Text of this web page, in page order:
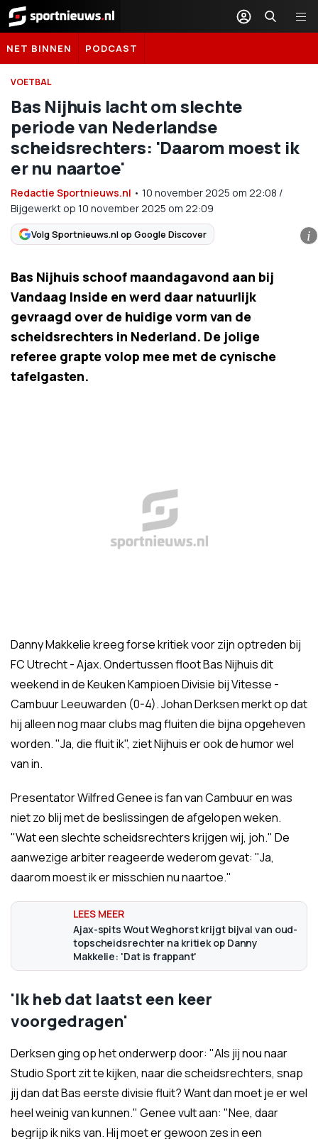
Sportnieuws.nl
NET BINNEN PODCAST
VOETBAL
Bas Nijhuis lacht om slechte
periode van Nederlandse
scheidsrechters: 'Daarom moest ik
er nu naartoe'
Redactie Sportnieuws.nl • 10 november 2025 om 22:08 /
Bijgewerkt op 10 november 2025 om 22:09
Volg Sportnieuws.nl op Google Discover i
Bas Nijhuis schoof maandagavond aan bij
Vandaag Inside en werd daar natuurlijk
gevraagd over de huidige vorm van de
scheidsrechters in Nederland. De jolige
referee grapte volop mee met de cynische
tafelgasten.
Danny Makkelie kreeg forse kritiek voor zijn optreden bij
FC Utrecht - Ajax. Ondertussen floot Bas Nijhuis dit
weekend in de Keuken Kampioen Divisie bij Vitesse -
Cambuur Leeuwarden (0-4). Johan Derksen merkt op dat
hij alleen nog maar clubs mag fluiten die bijna opgeheven
worden. "Ja, die fluit ik", ziet Nijhuis er ook de humor wel
van in.
Presentator Wilfred Genee is fan van Cambuur en was
niet zo blij met de beslissingen de afgelopen weken.
"Wat een slechte scheidsrechters krijgen wij, joh." De
aanwezige arbiter reageerde wederom gevat: "Ja,
daarom moest ik er misschien nu naartoe."
Ajax-spits Wout Weghorst krijgt bijval van oud-
topscheidsrechter na kritiek op Danny
Makkelie: 'Dat is frappant'
'Ik heb dat laatst een keer
voorgedragen'
Derksen ging op het onderwerp door: "Als jij nou naar
Studio Sport zit te kijken, naar die scheidsrechters, snap
jij dan dat Bas eerste divisie fluit? Want dan moet je er wel
heel weinig van kunnen." Genee vult aan: "Nee, daar
begrijp ik niks van. Hij moet er gewoon zes in een